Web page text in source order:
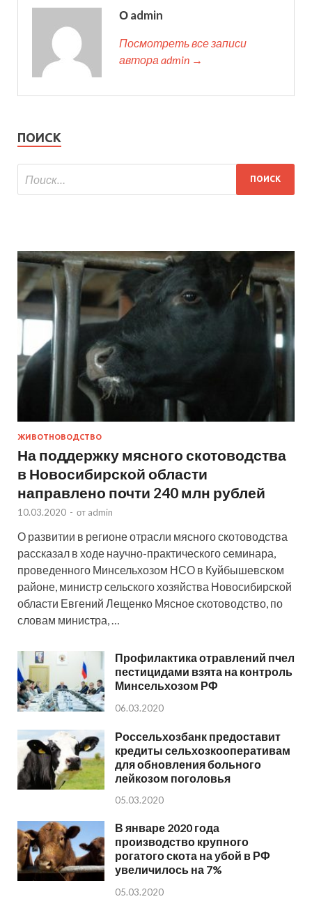
О admin
Посмотреть все записи
автора admin →
ПОИСК
ЖИВОТНОВОДСТВО
На поддержку мясного скотоводства
в Новосибирской области
направлено почти 240 млн рублей
10.03.2020 - от admin
О развитии в регионе отрасли мясного скотоводства
рассказал в ходе научно-практического семинара,
проведенного Минсельхозом НСО в Куйбышевском
районе, министр сельского хозяйства Новосибирской
области Евгений Лещенко Мясное скотоводство, по
словам министра, …
Профилактика отравлений пчел
пестицидами взята на контроль
Минсельхозом РФ
06.03.2020
Россельхозбанк предоставит
кредиты сельхозкооперативам
для обновления больного
лейкозом поголовья
05.03.2020
В январе 2020 года
производство крупного
рогатого скота на убой в РФ
увеличилось на 7%
05.03.2020